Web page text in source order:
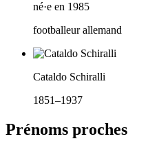
né·e en 1985
footballeur allemand
Cataldo Schiralli
1851–1937
Prénoms proches